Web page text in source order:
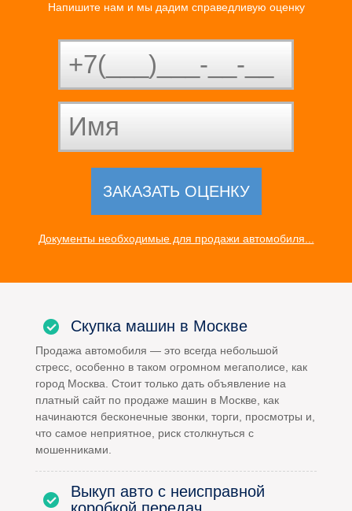
Напишите нам и мы дадим справедливую оценку
Документы необходимые для продажи автомобиля...
Скупка машин в Москве
Продажа автомобиля — это всегда небольшой
стресс, особенно в таком огромном мегаполисе, как
город Москва. Стоит только дать объявление на
платный сайт по продаже машин в Москве, как
начинаются бесконечные звонки, торги, просмотры и,
что самое неприятное, риск столкнуться с
мошенниками.
Выкуп авто с неисправной